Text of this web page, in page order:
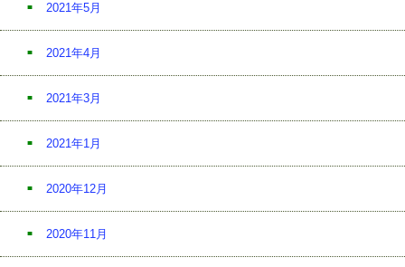
2021年5月
2021年4月
2021年3月
2021年1月
2020年12月
2020年11月